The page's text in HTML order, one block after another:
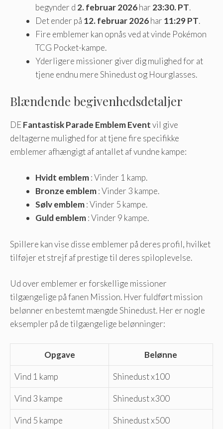
begynder d 2. februar 2026har 23:30. PT.
Det ender på 12. februar 2026har 11:29 PT.
Fire emblemer kan opnås ved at vinde Pokémon
TCG Pocket-kampe.
Yderligere missioner giver dig mulighed for at
tjene endnu mere Shinedust og Hourglasses.
Blændende begivenhedsdetaljer
DEFantastisk Parade Emblem Eventvil give
deltagerne mulighed for at tjene fire specifikke
emblemer afhængigt af antallet af vundne kampe:
Hvidt emblem: Vinder 1 kamp.
Bronze emblem: Vinder 3 kampe.
Sølv emblem: Vinder 5 kampe.
Guld emblem: Vinder 9 kampe.
Spillere kan vise disse emblemer på deres profil, hvilket
tilføjer et strejf af prestige til deres spiloplevelse.
Ud over emblemer er forskellige missioner
tilgængelige på fanen Mission. Hver fuldført mission
belønner en bestemt mængde Shinedust. Her er nogle
eksempler på de tilgængelige belønninger:
Opgave Belønne
Vind 1 kamp Shinedust x100
Vind 3 kampe Shinedust x300
Vind 5 kampe Shinedust x500